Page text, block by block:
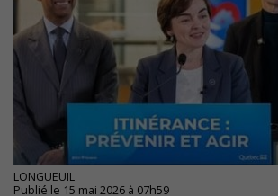
LONGUEUIL
Publié le 15 mai 2026 à 07h59